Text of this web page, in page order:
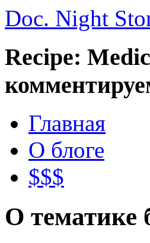
Doc. Night
Recipe:
Главная
О блоге
$$$
О тематике